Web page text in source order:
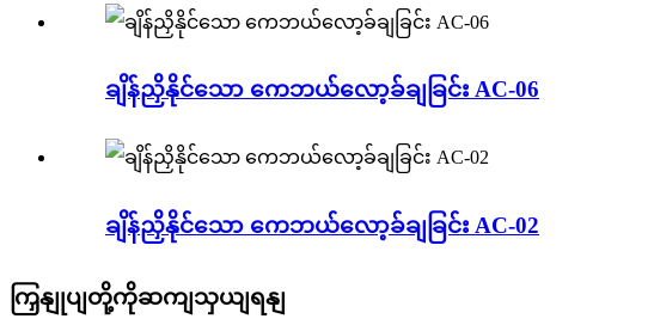
ချိန်ညှိနိုင်သော ကေဘယ်လော့ခ်ချခြင်း AC-06
ချိန်ညှိနိုင်သော ကေဘယ်လော့ခ်ချခြင်း AC-02
ကြှနျုပျတို့ကိုဆကျသှယျရနျ